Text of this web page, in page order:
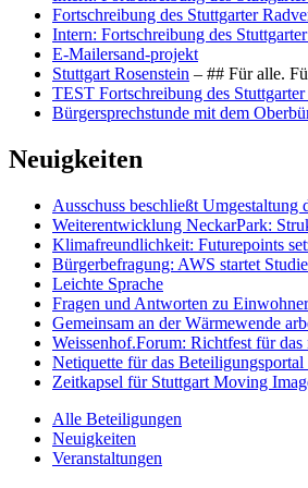
Fortschreibung des Stuttgarter
Intern: Fortschreibung des
E-Mailersand-projekt
Stuttgart Rosenstein – ## Für alle.
TEST Fortschreibung des
Bürgersprechstunde mit dem
Neuigkeiten
Ausschuss beschließt Umgestaltung
Weiterentwicklung NeckarPark:
Klimafreundlichkeit: Futurepoints
Bürgerbefragung: AWS startet
Leichte Sprache
Fragen und Antworten zu
Gemeinsam an der Wärmewende
Weissenhof.Forum: Richtfest für
Netiquette für das Beteiligungsportal
Zeitkapsel für Stuttgart Moving
Alle Beteiligungen
Neuigkeiten
Veranstaltungen